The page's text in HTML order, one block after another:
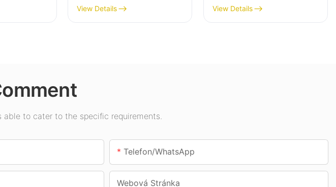
pro
pro vnitřní osvětlení
výstavních hal,
View Details
vnitřní prostory, jako
jsou čerpací stanice a
View Details
to cater to the specific requirements.
Telefon/whatsApp
Webová Stránka